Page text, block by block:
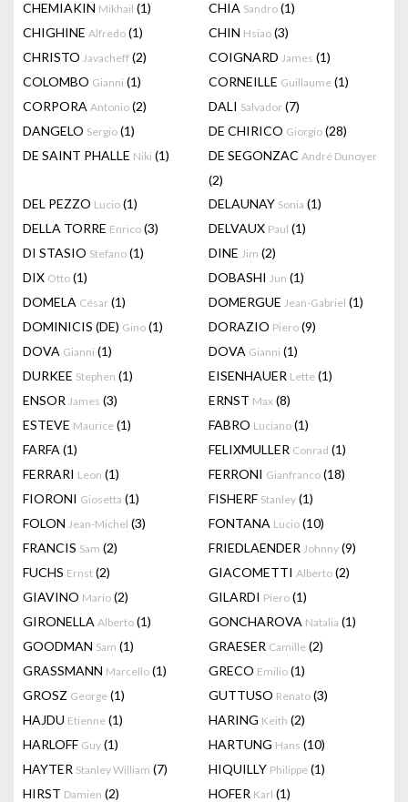
CHEMIAKIN Mikhail (1) CHIA Sandro (1)
CHIGHINE Alfredo (1) CHIN Hsiao (3)
CHRISTO Javacheff (2) COIGNARD James (1)
COLOMBO Gianni (1) CORNEILLE Guillaume (1)
CORPORA Antonio (2) DALI Salvador (7)
DANGELO Sergio (1) DE CHIRICO Giorgio (28)
DE SAINT PHALLE Niki (1) DE SEGONZAC André Dunoyer
(2)
DEL PEZZO Lucio (1) DELAUNAY Sonia (1)
DELLA TORRE Enrico (3) DELVAUX Paul (1)
DI STASIO Stefano (1) DINE Jim (2)
DIX Otto (1) DOBASHI Jun (1)
DOMELA César (1) DOMERGUE Jean-Gabriel (1)
DOMINICIS (DE) Gino (1) DORAZIO Piero (9)
DOVA Gianni (1) DOVA Gianni (1)
DURKEE Stephen (1) EISENHAUER Lette (1)
ENSOR James (3) ERNST Max (8)
ESTEVE Maurice (1) FABRO Luciano (1)
FARFA (1) FELIXMULLER Conrad (1)
FERRARI Leon (1) FERRONI Gianfranco (18)
FIORONI Giosetta (1) FISHERF Stanley (1)
FOLON Jean-Michel (3) FONTANA Lucio (10)
FRANCIS Sam (2) FRIEDLAENDER Johnny (9)
FUCHS Ernst (2) GIACOMETTI Alberto (2)
GIAVINO Mario (2) GILARDI Piero (1)
GIRONELLA Alberto (1) GONCHAROVA Natalia (1)
GOODMAN Sam (1) GRAESER Camille (2)
GRASSMANN Marcello (1) GRECO Emilio (1)
GROSZ George (1) GUTTUSO Renato (3)
HAJDU Etienne (1) HARING Keith (2)
HARLOFF Guy (1) HARTUNG Hans (10)
HAYTER Stanley William (7) HIQUILLY Philippe (1)
HIRST Damien (2) HOFER Karl (1)